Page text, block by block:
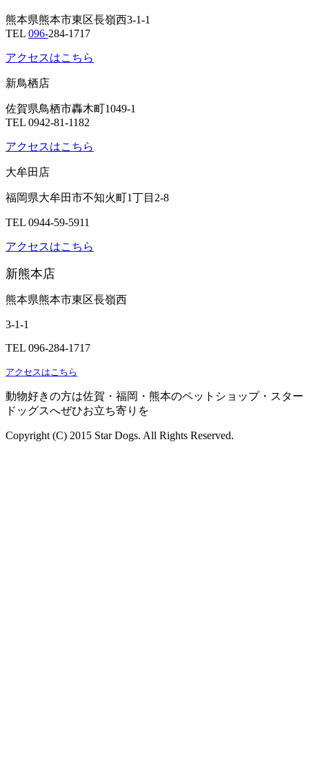
熊本県熊本市東区長嶺西3-1-1
TEL 096-284-1717
アクセスはこちら
新鳥栖店
佐賀県鳥栖市轟木町1049-1
TEL 0942-81-1182
アクセスはこちら
大牟田店
福岡県大牟田市不知火町1丁目2-8
TEL 0944-59-5911
アクセスはこちら
新熊本店
熊本県熊本市東区長嶺西
3-1-1
TEL 096-284-1717
アクセスはこちら
動物好きの方は佐賀・福岡・熊本のペットショップ・スター
ドッグスへぜひお立ち寄りを
Copyright (C) 2015 Star Dogs. All Rights Reserved.